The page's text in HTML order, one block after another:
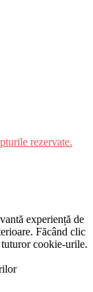
rezervate.
experiență de
Făcând clic
cookie-urile.